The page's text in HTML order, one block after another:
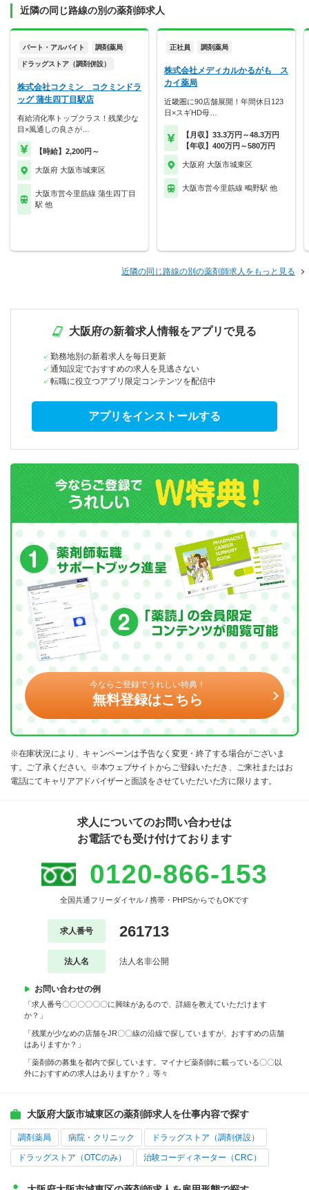
近隣の同じ路線の別の薬剤師求人
パート・アルバイト 調剤薬局
ドラッグストア（調剤併設）
株式会社コクミン コクミンドラ
ッグ 蒲生四丁目駅店
有給消化率トップクラス！残業少な
目×風通しの良さが…
【時給】2,200円～
大阪府 大阪市城東区
大阪市営今里筋線 蒲生四丁目
駅 他
正社員 調剤薬局
株式会社メディカルかるがも ス
カイ薬局
近畿圏に90店舗展開！年間休日123
日×スギHD母…
【月収】33.3万円～48.3万円
【年収】400万円～580万円
大阪府 大阪市城東区
大阪市営今里筋線 鴫野駅 他
近隣の同じ路線の別の薬剤師求人をもっと見る
大阪府の新着求人情報をアプリで見る
勤務地別の新着求人を毎日更新
通知設定でおすすめの求人を見逃さない
転職に役立つアプリ限定コンテンツを配信中
アプリをインストールする
今ならご登録でうれしい特典！
無料登録はこちら
※在庫状況により、キャンペーンは予告なく変更・終了する場合がございま
す。ご了承ください。※本ウェブサイトからご登録いただき、ご来社またはお
電話にてキャリアアドバイザーと面談をさせていただいた方に限ります。
求人についてのお問い合わせは
お電話でも受け付けております
0120-866-153
全国共通フリーダイヤル / 携帯・PHPSからでもOKです
求人番号 261713
法人名 法人名非公開
お問い合わせの例
「求人番号〇〇〇〇〇〇に興味があるので、詳細を教えていただけます
か？」
「残業が少なめの店舗をJR〇〇線の沿線で探していますが、おすすめの店舗
はありますか？」
「薬剤師の募集を都内で探しています。マイナビ薬剤師に載っている〇〇以
外におすすめの求人はありますか？」等々
大阪府大阪市城東区の薬剤師求人を仕事内容で探す
調剤薬局 病院・クリニック ドラッグストア（調剤併設）
ドラッグストア（OTCのみ） 治験コーディネーター（CRC）